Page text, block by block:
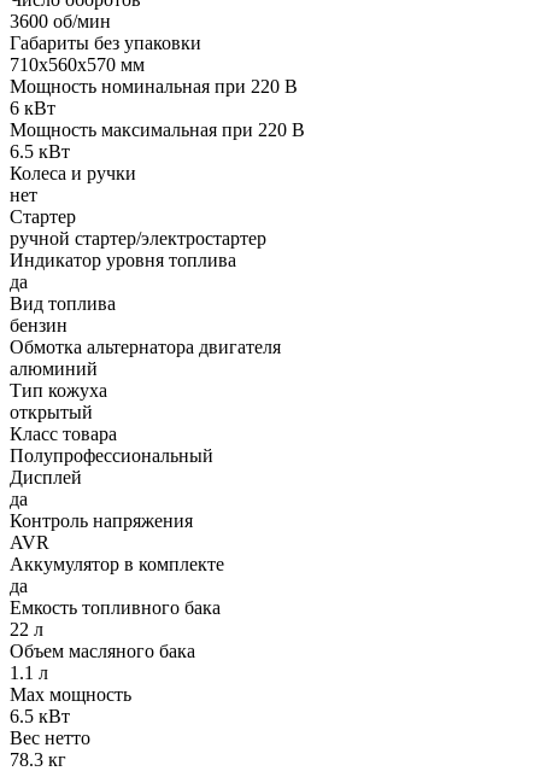
3600 об/мин
Габариты без упаковки
710x560x570 мм
Мощность номинальная при 220 В
6 кВт
Мощность максимальная при 220 В
6.5 кВт
Колеса и ручки
нет
Стартер
ручной стартер/электростартер
Индикатор уровня топлива
да
Вид топлива
бензин
Обмотка альтернатора двигателя
алюминий
Тип кожуха
открытый
Класс товара
Полупрофессиональный
Дисплей
да
Контроль напряжения
AVR
Аккумулятор в комплекте
да
Емкость топливного бака
22 л
Объем масляного бака
1.1 л
Max мощность
6.5 кВт
Вес нетто
78.3 кг